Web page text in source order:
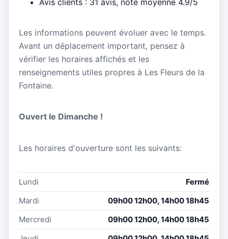
Avis clients : 31 avis, note moyenne 4.9/5
Les informations peuvent évoluer avec le temps.
Avant un déplacement important, pensez à
vérifier les horaires affichés et les
renseignements utiles propres à Les Fleurs de la
Fontaine.
Ouvert le Dimanche !
Les horaires d'ouverture sont les suivants:
Lundi
Fermé
Mardi
09h00 12h00, 14h00 18h45
Mercredi
09h00 12h00, 14h00 18h45